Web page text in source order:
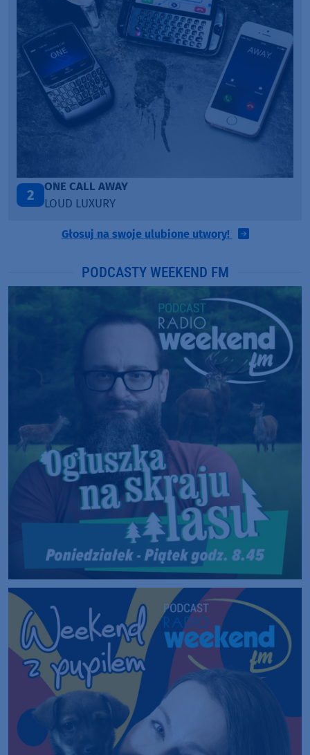
3
Talk To You
ANOTR ft. 54 Ultra
Głosuj na swoje ulubione utwory!
PODCASTY WEEKEND FM